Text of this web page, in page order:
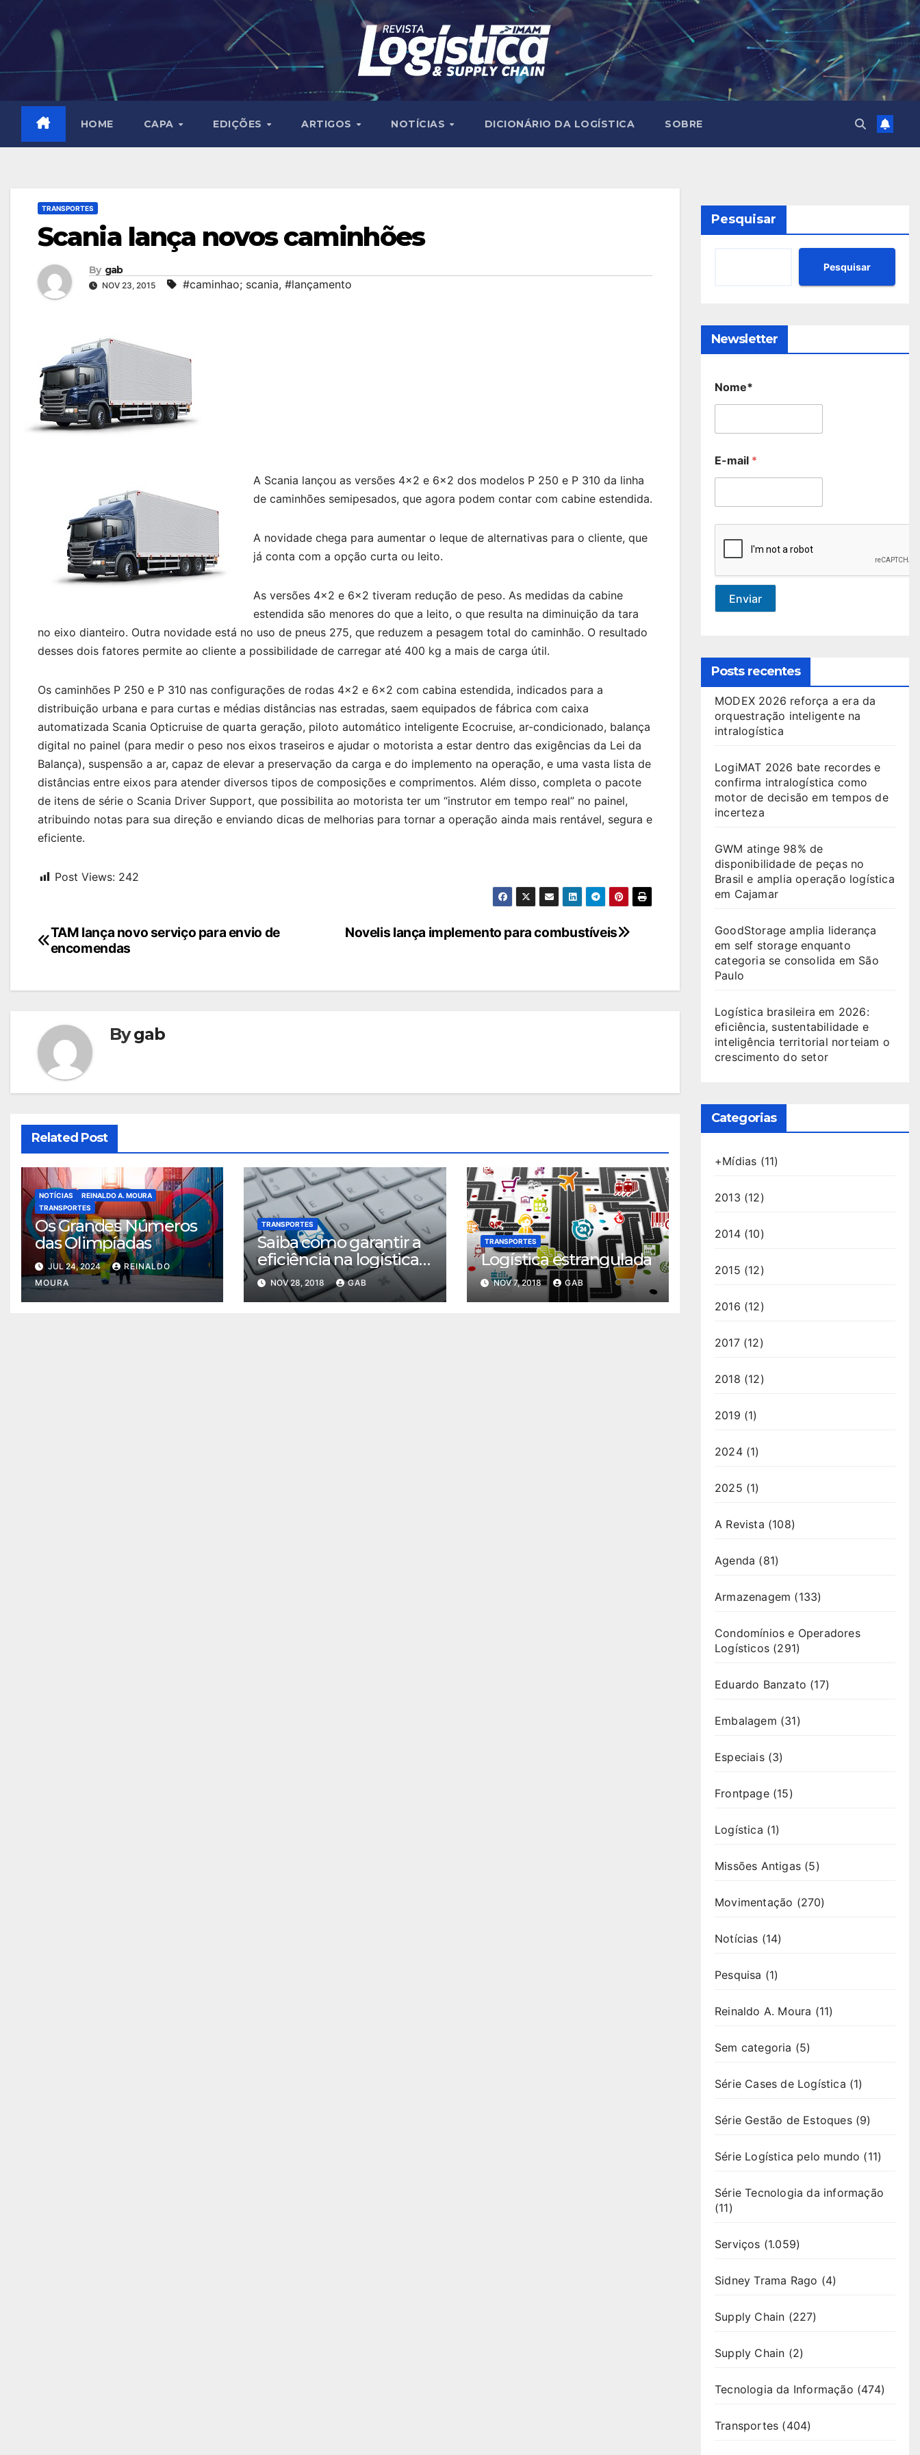
content
HOME CAPA EDIÇÕES ARTIGOS NOTÍCIAS DICIONÁRIO DA LOGÍSTICA SOBRE
TRANSPORTES
Scania lança novos caminhões
By gab
NOV 23, 2015 #caminhao; scania, #lançamento
A Scania lançou as versões 4×2 e 6×2 dos modelos P 250 e P 310 da linha
de caminhões semipesados, que agora podem contar com cabine estendida.
A novidade chega para aumentar o leque de alternativas para o cliente, que
já conta com a opção curta ou leito.
As versões 4×2 e 6×2 tiveram redução de peso. As medidas da cabine
estendida são menores do que a leito, o que resulta na diminuição da tara
no eixo dianteiro. Outra novidade está no uso de pneus 275, que reduzem a pesagem total do caminhão. O resultado
desses dois fatores permite ao cliente a possibilidade de carregar até 400 kg a mais de carga útil.
Os caminhões P 250 e P 310 nas configurações de rodas 4×2 e 6×2 com cabina estendida, indicados para a
distribuição urbana e para curtas e médias distâncias nas estradas, saem equipados de fábrica com caixa
automatizada Scania Opticruise de quarta geração, piloto automático inteligente Ecocruise, ar-condicionado, balança
digital no painel (para medir o peso nos eixos traseiros e ajudar o motorista a estar dentro das exigências da Lei da
Balança), suspensão a ar, capaz de elevar a preservação da carga e do implemento na operação, e uma vasta lista de
distâncias entre eixos para atender diversos tipos de composições e comprimentos. Além disso, completa o pacote
de itens de série o Scania Driver Support, que possibilita ao motorista ter um “instrutor em tempo real” no painel,
atribuindo notas para sua direção e enviando dicas de melhorias para tornar a operação ainda mais rentável, segura e
eficiente.
Post Views: 242
Navegação
de
Post
Novelis lança implemento para combustíveis
TAM lança novo serviço para envio de
encomendas
Bygab
Related Post
NOTÍCIAS
REINALDO A. MOURA
TRANSPORTES
Os Grandes Números
das Olimpíadas
JUL 24, 2024
REINALDO
MOURA
TRANSPORTES
Saiba como garantir a
eficiência na logística
de transportes
NOV 28, 2018 GAB
TRANSPORTES
Logística estrangulada
NOV 7, 2018 GAB
Pesquisar
Pesquisar
Newsletter
Nome*
E-mail *
Enviar
Posts recentes
MODEX 2026 reforça a era da
orquestração inteligente na
intralogística
LogiMAT 2026 bate recordes e
confirma intralogística como
motor de decisão em tempos de
incerteza
GWM atinge 98% de
disponibilidade de peças no
Brasil e amplia operação logística
em Cajamar
GoodStorage amplia liderança
em self storage enquanto
categoria se consolida em São
Paulo
Logística brasileira em 2026:
eficiência, sustentabilidade e
inteligência territorial norteiam o
crescimento do setor
Categorias
+Mídias (11)
2013 (12)
2014(10)
2015 (12)
2016 (12)
2017(12)
2018 (12)
2019 (1)
2024(1)
2025 (1)
A Revista (108)
Agenda (81)
Armazenagem (133)
Condomínios e Operadores
Logísticos (291)
Eduardo Banzato (17)
Embalagem (31)
Especiais(3)
Frontpage(15)
Logística (1)
Missões Antigas (5)
Movimentação (270)
Notícias (14)
Pesquisa (1)
Reinaldo A. Moura (11)
Sem categoria (5)
Série Cases de Logística (1)
Série Gestão de Estoques(9)
Série Logística pelo mundo (11)
Série Tecnologia da informação
(11)
Serviços (1.059)
Sidney Trama Rago (4)
Supply Chain (227)
Supply Chain (2)
Tecnologia da Informação (474)
Transportes (404)